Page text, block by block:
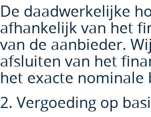
De daadwerkelijke
afhankelijk van het
van de aanbieder.
afsluiten van het
het exacte nominale
2. Vergoeding op